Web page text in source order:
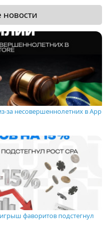
за несовершеннолетних в App
фаворитов подстегнул